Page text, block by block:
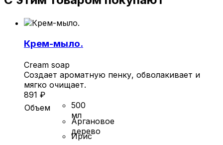
Крем-мыло.
Cream soap
Создает ароматную пенку, обволакивает и
мягко очищает.
891 ₽
Объем
500
мл
Аргановое
дерево
Ирис